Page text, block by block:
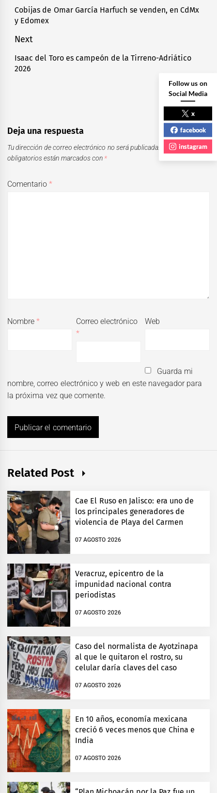
de
entradas
Previous
post:
Cobijas de Omar García Harfuch se venden, en CdMx
y Edomex
Next
Next
post:
Isaac del Toro es campeón de la Tirreno-Adriático
2026
Deja una respuesta
Tu dirección de correo electrónico no será publicada.
Los campos
obligatorios están marcados con *
Comentario*
Nombre*
Correo electrónico
*
Web
Guarda mi
nombre, correo electrónico y web en este navegador para
la próxima vez que comente.
Related Post
Cae El Ruso en Jalisco: era uno de
los principales generadores de
violencia de Playa del Carmen
07 AGOSTO 2026
Veracruz, epicentro de la
impunidad nacional contra
periodistas
07 AGOSTO 2026
Caso del normalista de Ayotzinapa
al que le quitaron el rostro, su
celular daría claves del caso
07 AGOSTO 2026
En 10 años, economía mexicana
creció 6 veces menos que China e
India
07 AGOSTO 2026
Follow us on
Social Media
x
facebook
instagram